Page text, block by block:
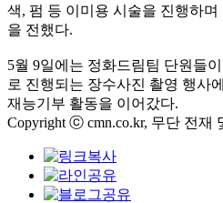
색, 펌 등 이미용 시술을 진행하
을 전했다.
5월 9일에는 정화드림팀 단원들
로 진행되는 장수사진 촬영 행사
재능기부 활동을 이어갔다.
Copyright ⓒ cmn.co.kr, 무단 전재